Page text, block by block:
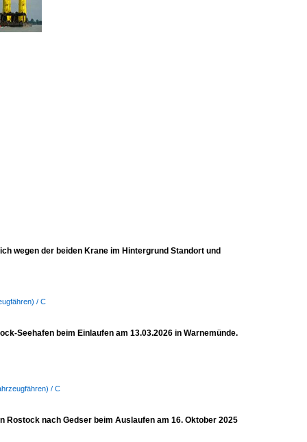
wegen der beiden Krane im Hintergrund Standort und
/ C
Seehafen beim Einlaufen am 13.03.2026 in Warnemünde.
/ C
Rostock nach Gedser beim Auslaufen am 16. Oktober 2025